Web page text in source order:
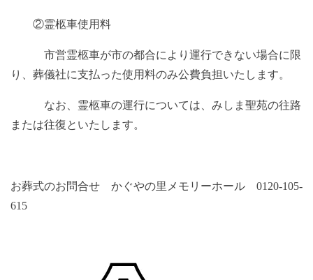
②霊柩車使用料
市営霊柩車が市の都合により運行できない場合に限
り、葬儀社に支払った使用料のみ公費負担いたします。
なお、霊柩車の運行については、みしま聖苑の往路
または往復といたします。
お葬式のお問合せ かぐやの里メモリーホール 0120-105-
615